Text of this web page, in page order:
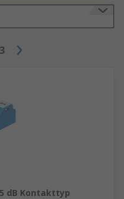
dB Kontakttyp